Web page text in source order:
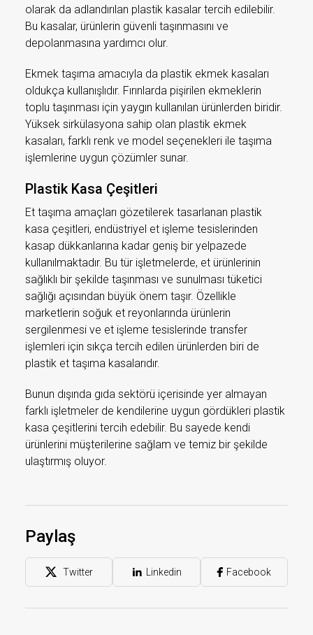
olarak da adlandırılan plastik kasalar tercih edilebilir.
Bu kasalar, ürünlerin güvenli taşınmasını ve
depolanmasına yardımcı olur.
Ekmek taşıma amacıyla da plastik ekmek kasaları
oldukça kullanışlıdır. Fırınlarda pişirilen ekmeklerin
toplu taşınması için yaygın kullanılan ürünlerden biridir.
Yüksek sirkülasyona sahip olan plastik ekmek
kasaları, farklı renk ve model seçenekleri ile taşıma
işlemlerine uygun çözümler sunar.
Plastik Kasa Çeşitleri
Et taşıma amaçları gözetilerek tasarlanan plastik
kasa çeşitleri, endüstriyel et işleme tesislerinden
kasap dükkanlarına kadar geniş bir yelpazede
kullanılmaktadır. Bu tür işletmelerde, et ürünlerinin
sağlıklı bir şekilde taşınması ve sunulması tüketici
sağlığı açısından büyük önem taşır. Özellikle
marketlerin soğuk et reyonlarında ürünlerin
sergilenmesi ve et işleme tesislerinde transfer
işlemleri için sıkça tercih edilen ürünlerden biri de
plastik et taşıma kasalarıdır.
Bunun dışında gıda sektörü içerisinde yer almayan
farklı işletmeler de kendilerine uygun gördükleri plastik
kasa çeşitlerini tercih edebilir. Bu sayede kendi
ürünlerini müşterilerine sağlam ve temiz bir şekilde
ulaştırmış oluyor.
Paylaş
Twitter Linkedin Facebook